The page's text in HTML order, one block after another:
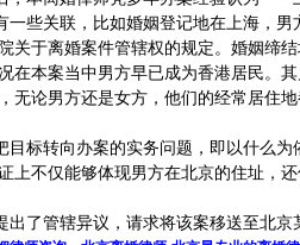
一些关联，比如婚姻登记地在上海，
关于离婚案件管辖权的规定。婚姻缔
在本案当中男方早已成为香港居民。
无论男方还是女方，他们的经常居住
目标转向办案的实务问题，即以什么
上不仅能够体现男方在北京的住址，
了管辖异议，请求将该案移送至北京